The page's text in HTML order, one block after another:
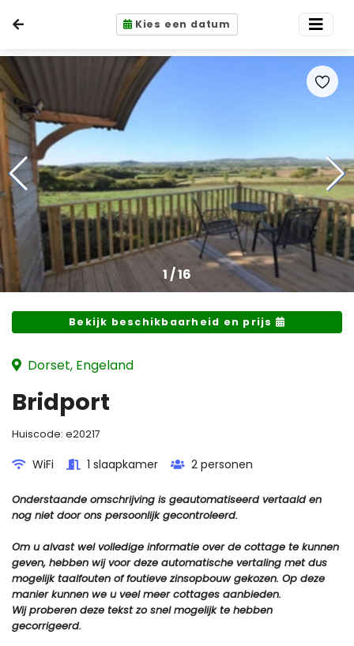
Kies een datum
1/16
Bekijk beschikbaarheid en prijs
Dorset, Engeland
Bridport
Huiscode: e20217
WiFi 1 slaapkamer 2 personen
Onderstaande omschrijving is geautomatiseerd vertaald en
nog niet door ons persoonlijk gecontroleerd.
Om u alvast wel volledige informatie over de cottage te kunnen
geven, hebben wij voor deze automatische vertaling met dus
mogelijk taalfouten of foutieve zinsopbouw gekozen. Op deze
manier kunnen we u veel meer cottages aanbieden.
Wij proberen deze tekst zo snel mogelijk te hebben
gecorrigeerd.